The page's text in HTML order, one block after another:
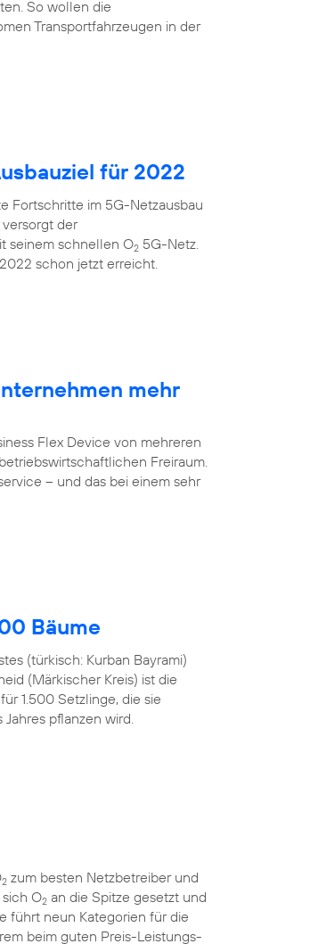
So wollen die
Transportfahrzeugen in der
für 2022
Fortschritte im 5G-Netzausbau
der
seinem schnellen O2 5G-Netz.
schon jetzt erreicht.
mehr
Flex Device von mehreren
Freiraum.
– und das bei einem sehr
Bäume
(türkisch: Kurban Bayrami)
(Märkischer Kreis) ist die
1.500 Setzlinge, die sie
pflanzen wird.
2 zum besten Netzbetreiber und
O2 an die Spitze gesetzt und
führt neun Kategorien für die
beim guten Preis-Leistungs-